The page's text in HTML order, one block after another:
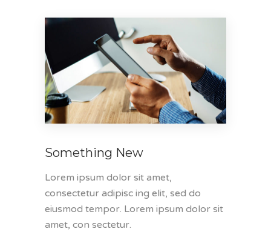
Something New
Lorem ipsum dolor sit amet,
consectetur adipisc ing elit, sed do
eiusmod tempor. Lorem ipsum dolor sit
amet, con sectetur.